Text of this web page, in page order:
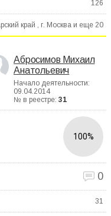
126
край , г. Москва и еще 20
Абросимов Михаил
Анатольевич
Начало деятельности:
09.04.2014
№ в реестре: 31
100%
0
31